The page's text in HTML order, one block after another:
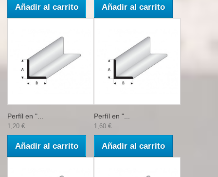
Añadir al carrito Añadir al carrito
Perfíl en "...
1,20 €
Añadir al carrito
Perfíl en "...
1,60 €
Añadir al carrito